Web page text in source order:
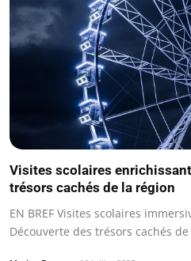
Visites scolaires
trésors cachés de la région
EN BREF Visites scolaires
Découverte des trésors cachés